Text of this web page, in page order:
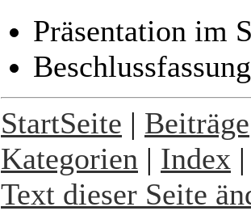
Präsentation im
StartSeite | Beiträge
Kategorien | Index
Text dieser Seite